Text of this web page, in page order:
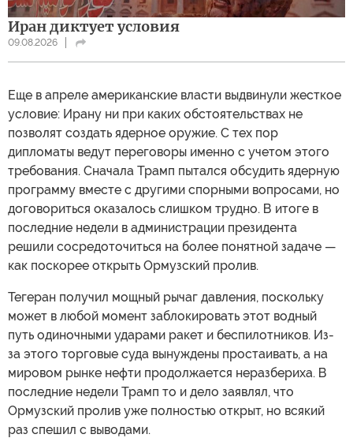
Иран диктует условия
09.08.2026
Еще в апреле американские власти выдвинули жесткое
условие: Ирану ни при каких обстоятельствах не
позволят создать ядерное оружие. С тех пор
дипломаты ведут переговоры именно с учетом этого
требования. Сначала Трамп пытался обсудить ядерную
программу вместе с другими спорными вопросами, но
договориться оказалось слишком трудно. В итоге в
последние недели в администрации президента
решили сосредоточиться на более понятной задаче —
как поскорее открыть Ормузский пролив.
Тегеран получил мощный рычаг давления, поскольку
может в любой момент заблокировать этот водный
путь одиночными ударами ракет и беспилотников. Из-
за этого торговые суда вынуждены простаивать, а на
мировом рынке нефти продолжается неразбериха. В
последние недели Трамп то и дело заявлял, что
Ормузский пролив уже полностью открыт, но всякий
раз спешил с выводами.